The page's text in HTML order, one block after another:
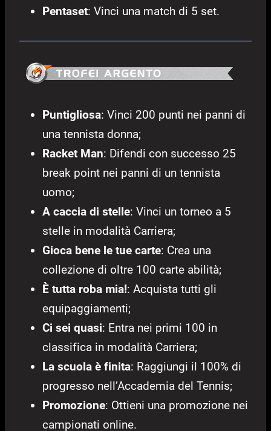
Pentaset: Vinci una match di 5 set.
Puntigliosa: Vinci 200 punti nei panni di
una tennista donna;
Racket Man: Difendi con successo 25
break point nei panni di un tennista
uomo;
A caccia di stelle: Vinci un torneo a 5
stelle in modalità Carriera;
Gioca bene le tue carte: Crea una
collezione di oltre 100 carte abilità;
È tutta roba mia!: Acquista tutti gli
equipaggiamenti;
Ci sei quasi: Entra nei primi 100 in
classifica in modalità Carriera;
La scuola è finita: Raggiungi il 100% di
progresso nell’Accademia del Tennis;
Promozione: Ottieni una promozione nei
campionati online.